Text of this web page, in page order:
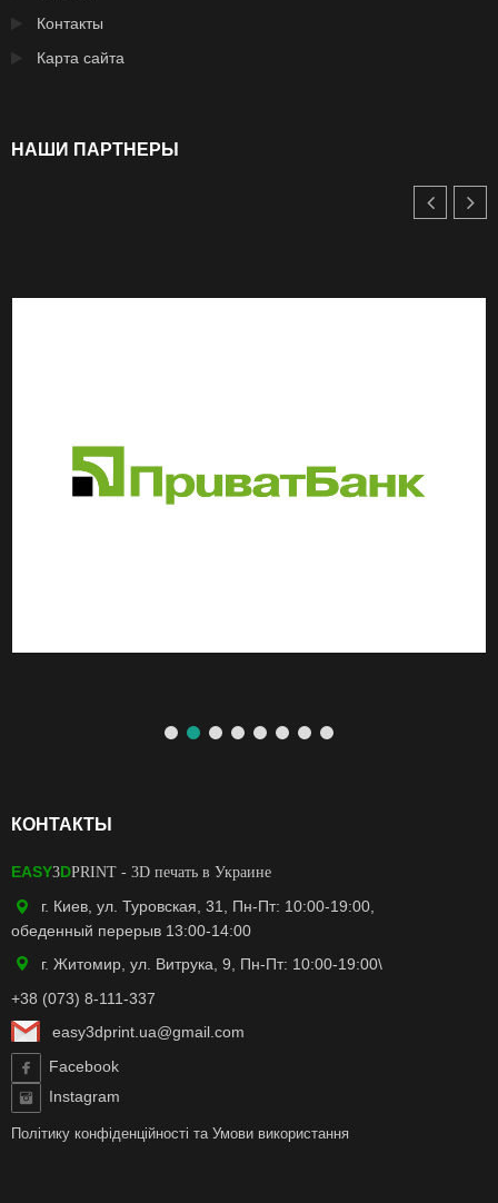
Контакты
Карта сайта
НАШИ ПАРТНЕРЫ
КОНТАКТЫ
EASY3DPRINT - 3D печать в Украине
г. Киев, ул. Туровская, 31, Пн-Пт: 10:00-19:00,
обеденный перерыв 13:00-14:00
г. Житомир, ул. Витрука, 9, Пн-Пт: 10:00-19:00\
+38 (073) 8-111-337
easy3dprint.ua@gmail.com
Facebook
Instagram
Політику конфіденційності та Умови використання